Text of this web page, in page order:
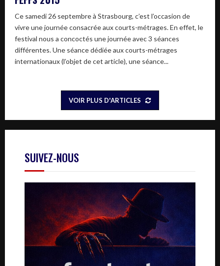
Ce samedi 26 septembre à Strasbourg, c’est l’occasion de
vivre une journée consacrée aux courts-métrages. En effet, le
festival nous a concoctés une journée avec 3 séances
différentes. Une séance dédiée aux courts-métrages
internationaux (l’objet de cet article), une séance...
VOIR PLUS D'ARTICLES
SUIVEZ-NOUS